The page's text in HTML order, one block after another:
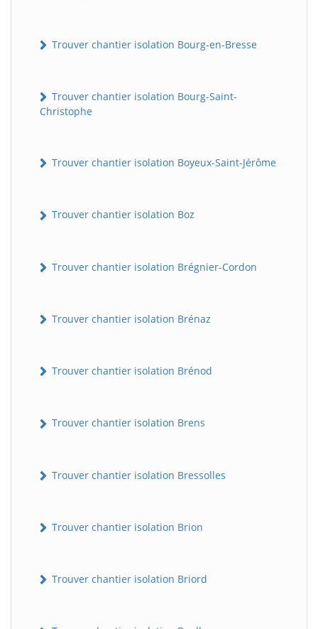
Trouver chantier isolation Bourg-en-Bresse
Trouver chantier isolation Bourg-Saint-
Christophe
Trouver chantier isolation Boyeux-Saint-Jérôme
Trouver chantier isolation Boz
Trouver chantier isolation Brégnier-Cordon
Trouver chantier isolation Brénaz
Trouver chantier isolation Brénod
Trouver chantier isolation Brens
Trouver chantier isolation Bressolles
Trouver chantier isolation Brion
Trouver chantier isolation Briord